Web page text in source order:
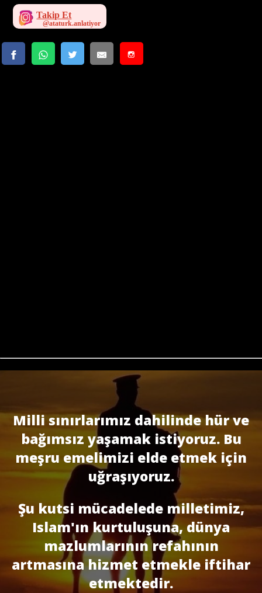
Takip Et
Milli sınırlarımız dahilinde hür ve
bağımsız yaşamak istiyoruz. Bu
meşru emelimizi elde etmek için
uğraşıyoruz.
Şu kutsi mücadelede milletimiz,
Islam'ın kurtuluşuna, dünya
mazlumlarının refahının
artmasına hizmet etmekle iftihar
etmektedir.